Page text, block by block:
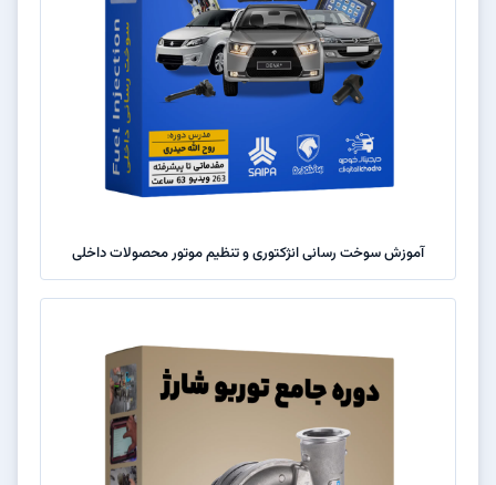
آموزش سوخت رسانی انژکتوری و تنظیم موتور محصولات داخلی